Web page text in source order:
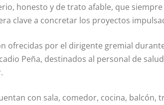
honesto y de trato afable, que
clave a concretar los proyectos
ofrecidas por el dirigente gremial
Peña, destinados al personal de
con sala, comedor, cocina, balcón,